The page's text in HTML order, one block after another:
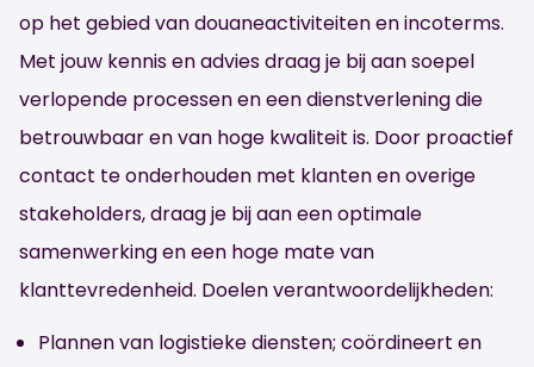
op het gebied van douaneactiviteiten en incoterms.
Met jouw kennis en advies draag je bij aan soepel
verlopende processen en een dienstverlening die
betrouwbaar en van hoge kwaliteit is. Door proactief
contact te onderhouden met klanten en overige
stakeholders, draag je bij aan een optimale
samenwerking en een hoge mate van
klanttevredenheid. Doelen verantwoordelijkheden:
Plannen van logistieke diensten; coördineert en